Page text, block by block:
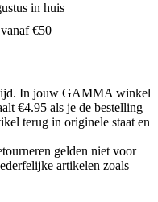
in huis
€50
In jouw GAMMA winkel
€4.95 als je de bestelling
terug in originele staat en
gelden niet voor
artikelen zoals